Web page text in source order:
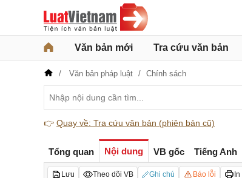
Văn bản mới Tra cứu văn bản
Văn bản pháp luật Chính sách
👉 Quay về: Tra cứu văn bản (phiên bản cũ)
Tổng quan Nội dung VB gốc Tiếng Anh
Lưu Theo dõi VB Ghi chú Báo lỗi In